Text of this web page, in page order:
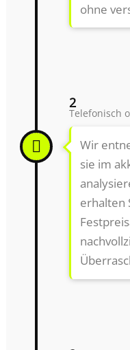
ohne
2
Telefonisch
Wir
sie im
erhalten